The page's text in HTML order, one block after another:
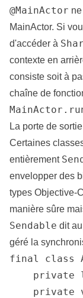
@MainActor
MainActor. Si
d'accéder à
contexte en
consiste soit à
chaîne de
La porte de
Certaines
entièrement
envelopper des
types Objective-
manière sûre
Sendable dit
géré la
final class
private
private